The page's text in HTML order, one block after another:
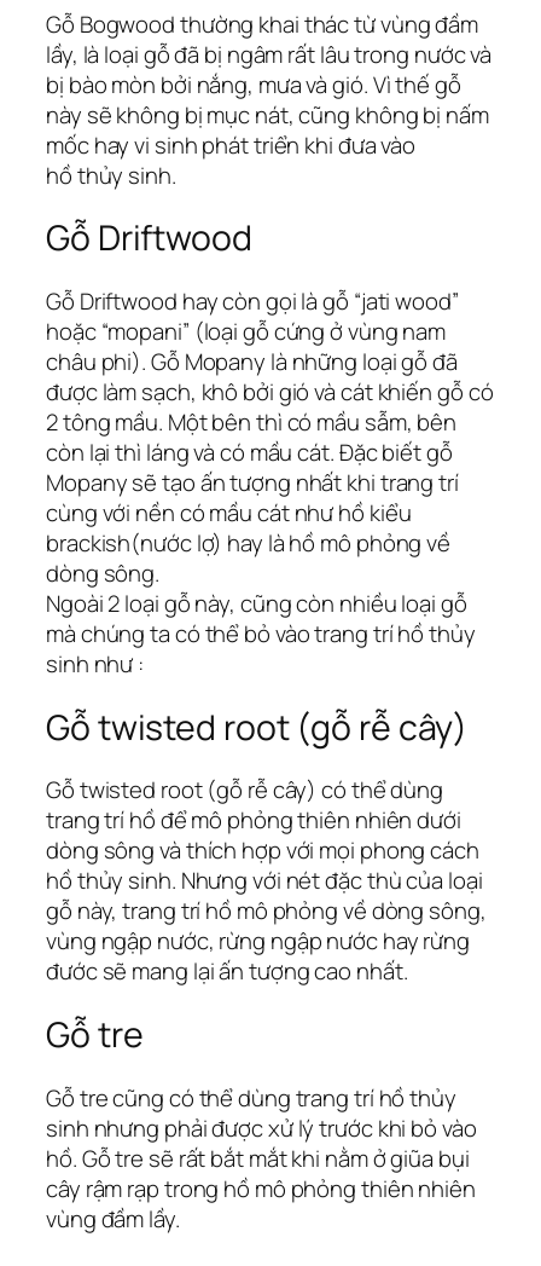
Gỗ Bogwood thường khai thác từ vùng đầm
lầy, là loại gỗ đã bị ngâm rất lâu trong nước và
bị bào mòn bởi nắng, mưa và gió. Vì thế gỗ
này sẽ không bị mục nát, cũng không bị nấm
mốc hay vi sinh phát triển khi đưa vào
hồ thủy sinh.
Gỗ Driftwood
Gỗ Driftwood hay còn gọi là gỗ “jati wood”
hoặc “mopani” (loại gỗ cứng ở vùng nam
châu phi). Gỗ Mopany là những loại gỗ đã
được làm sạch, khô bởi gió và cát khiến gỗ có
2 tông mầu. Một bên thì có mầu sẫm, bên
còn lại thì láng và có mầu cát. Đặc biết gỗ
Mopany sẽ tạo ấn tượng nhất khi trang trí
cùng với nền có mầu cát như hồ kiểu
brackish(nước lợ) hay là hồ mô phỏng về
dòng sông.
Ngoài 2 loại gỗ này, cũng còn nhiều loại gỗ
mà chúng ta có thể bỏ vào trang trí hồ thủy
sinh như :
Gỗ twisted root (gỗ rễ cây)
Gỗ twisted root (gỗ rễ cây) có thể dùng
trang trí hồ để mô phỏng thiên nhiên dưới
dòng sông và thích hợp với mọi phong cách
hồ thủy sinh. Nhưng với nét đặc thù của loại
gỗ này, trang trí hồ mô phỏng về dòng sông,
vùng ngập nước, rừng ngập nước hay rừng
đước sẽ mang lại ấn tượng cao nhất.
Gỗ tre
Gỗ tre cũng có thể dùng trang trí hồ thủy
sinh nhưng phải được xử lý trước khi bỏ vào
hồ. Gỗ tre sẽ rất bắt mắt khi nằm ở giũa bụi
cây rậm rạp trong hồ mô phỏng thiên nhiên
vùng đầm lầy.